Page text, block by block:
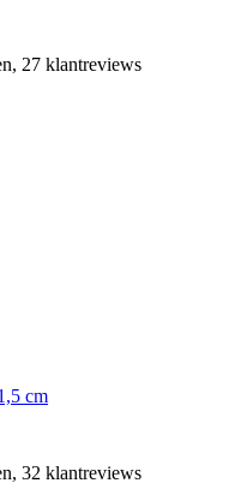
27 klantreviews
cm
32 klantreviews